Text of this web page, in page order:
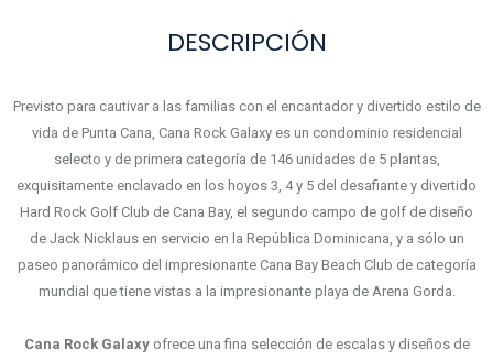
DESCRIPCIÓN
Previsto para cautivar a las familias con el encantador y divertido estilo de
vida de Punta Cana, Cana Rock Galaxy es un condominio residencial
selecto y de primera categoría de 146 unidades de 5 plantas,
exquisitamente enclavado en los hoyos 3, 4 y 5 del desafiante y divertido
Hard Rock Golf Club de Cana Bay, el segundo campo de golf de diseño
de Jack Nicklaus en servicio en la República Dominicana, y a sólo un
paseo panorámico del impresionante Cana Bay Beach Club de categoría
mundial que tiene vistas a la impresionante playa de Arena Gorda.
Cana Rock Galaxyofrece una fina selección de escalas y diseños de